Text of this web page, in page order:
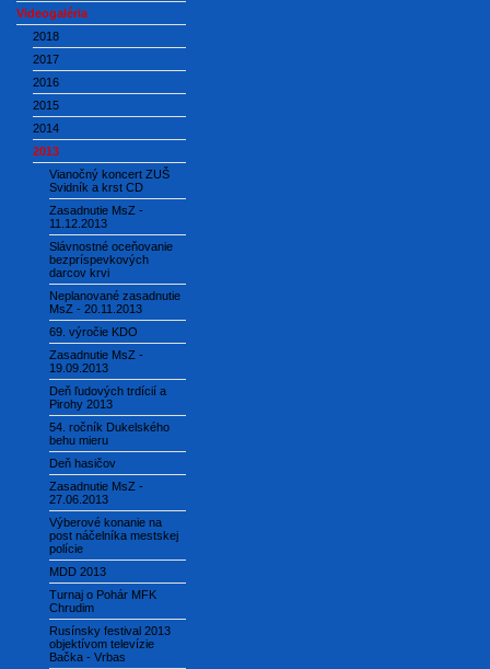
Videogaléria
2018
2017
2016
2015
2014
2013
Vianočný koncert ZUŠ
Svidník a krst CD
Zasadnutie MsZ -
11.12.2013
Slávnostné oceňovanie
bezpríspevkových
darcov krvi
Neplanované zasadnutie
MsZ - 20.11.2013
69. výročie KDO
Zasadnutie MsZ -
19.09.2013
Deň ľudových trdícií a
Pirohy 2013
54. ročník Dukelského
behu mieru
Deň hasičov
Zasadnutie MsZ -
27.06.2013
Výberové konanie na
post náčelníka mestskej
polície
MDD 2013
Turnaj o Pohár MFK
Chrudim
Rusínsky festival 2013
objektívom televízie
Bačka - Vrbas